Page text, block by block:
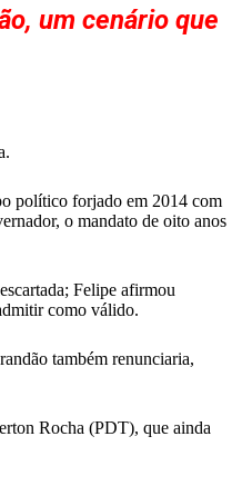
um cenário que
político forjado em 2014 com
o mandato de oito anos
Felipe afirmou
como válido.
também renunciaria,
Rocha (PDT), que ainda